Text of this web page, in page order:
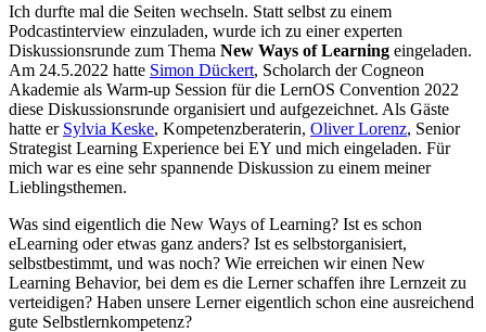
Ich durfte mal die Seiten wechseln. Statt selbst zu einem
Podcastinterview einzuladen, wurde ich zu einer experten
Diskussionsrunde zum Thema New Ways of Learning eingeladen.
Am 24.5.2022 hatte Simon Dückert, Scholarch der Cogneon
Akademie als Warm-up Session für die LernOS Convention 2022
diese Diskussionsrunde organisiert und aufgezeichnet. Als Gäste
hatte er Sylvia Keske, Kompetenzberaterin, Oliver Lorenz, Senior
Strategist Learning Experience bei EY und mich eingeladen. Für
mich war es eine sehr spannende Diskussion zu einem meiner
Lieblingsthemen.
Was sind eigentlich die New Ways of Learning? Ist es schon
eLearning oder etwas ganz anders? Ist es selbstorganisiert,
selbstbestimmt, und was noch? Wie erreichen wir einen New
Learning Behavior, bei dem es die Lerner schaffen ihre Lernzeit zu
verteidigen? Haben unsere Lerner eigentlich schon eine ausreichend
gute Selbstlernkompetenz?